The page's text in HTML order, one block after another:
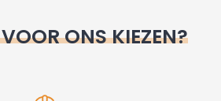
ONS KIEZEN?